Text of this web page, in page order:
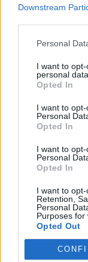
Downstream
Personal
I want to
personal data.
Opted In
I want to
Personal
Opted In
I want to
Personal
Opted In
I want to opt-
Retention,
Personal
Purposes for
Opted Out
Bemutatkozás:
tárgyakkal várjuk
GALÉRIA